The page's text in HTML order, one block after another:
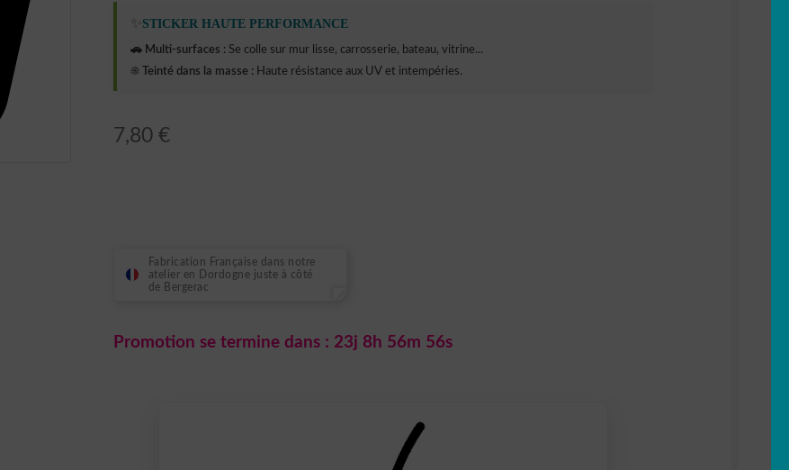
STICKER HAUTE PERFORMANCE
🚗 Multi-surfaces : Se colle sur mur lisse, carrosserie, bateau, vitrine...
☀️ Teinté dans la masse : Haute résistance aux UV et intempéries.
7,80 €
Fabrication Française dans notre
atelier en Dordogne juste à côté
de Bergerac
Promotion se termine dans : 23j 8h 56m 55s